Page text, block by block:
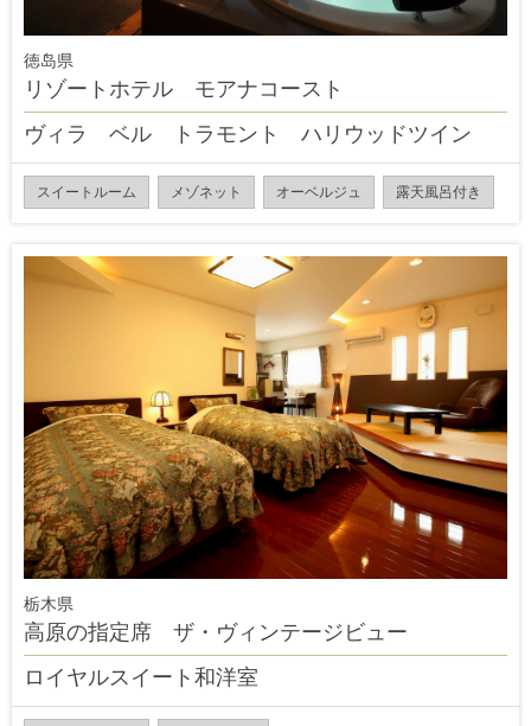
徳岛県
リゾートホテル モアナコースト
ヴィラ ベル トラモント ハリウッドツイン
スイートルーム メゾネット オーベルジュ 露天風呂付き
栃木県
高原の指定席 ザ・ヴィンテージビュー
ロイヤルスイート和洋室